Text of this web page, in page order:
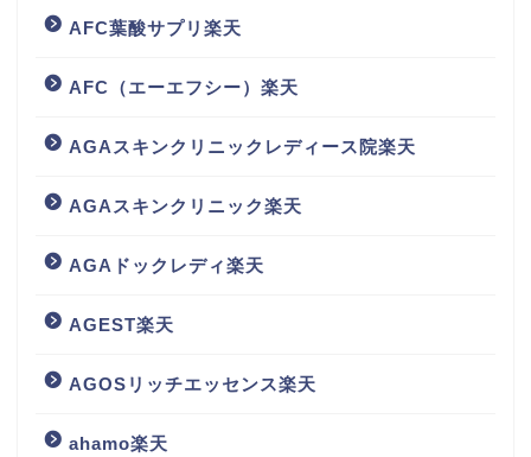
AFC葉酸サプリ楽天
AFC（エーエフシー）楽天
AGAスキンクリニックレディース院楽天
AGAスキンクリニック楽天
AGAドックレディ楽天
AGEST楽天
AGOSリッチエッセンス楽天
ahamo楽天